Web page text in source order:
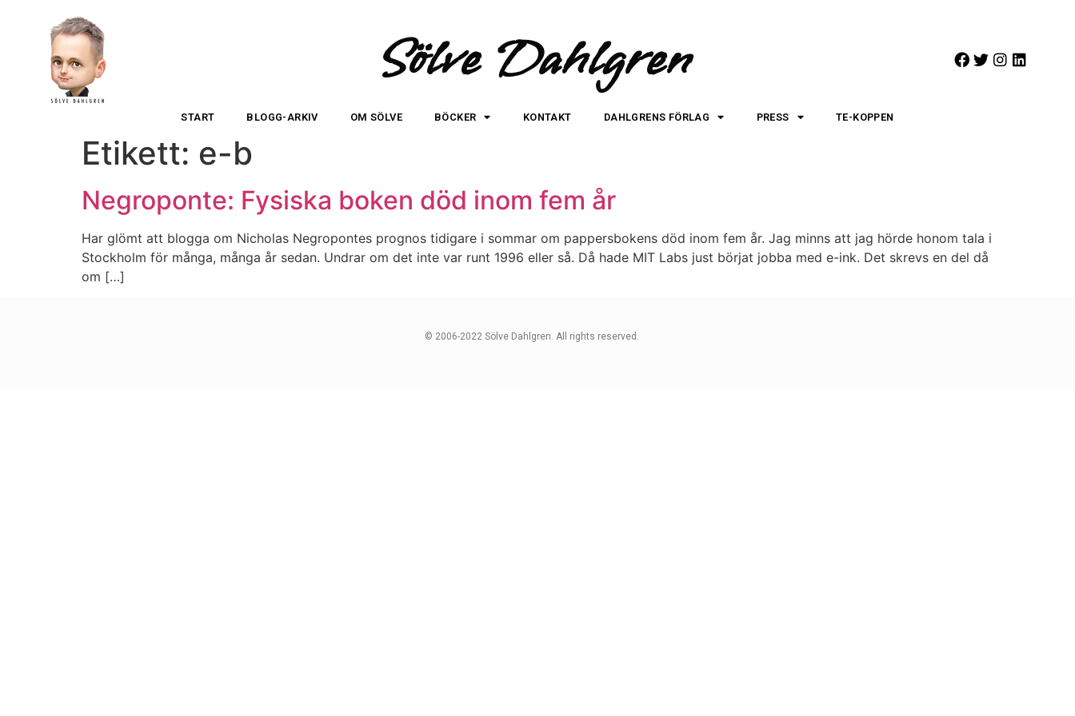
Sölve Dahlgren
START BLOGG-ARKIV OM SÖLVE BÖCKER KONTAKT DAHLGRENS FÖRLAG PRESS TE-KOPPEN
Etikett: e-b
Negroponte: Fysiska boken död inom fem år
Har glömt att blogga om Nicholas Negropontes prognos tidigare i sommar om pappersbokens död inom fem år. Jag minns att jag hörde honom tala i
Stockholm för många, många år sedan. Undrar om det inte var runt 1996 eller så. Då hade MIT Labs just börjat jobba med e-ink. Det skrevs en del då
om […]
© 2006-2022 Sölve Dahlgren. All rights reserved.